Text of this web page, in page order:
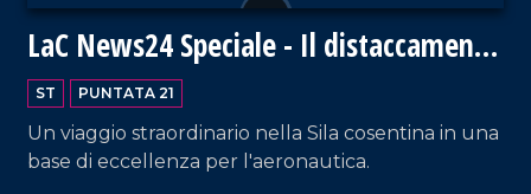
LaC News24 Speciale - Il distaccamento
aeronautico di Montescuro
ST PUNTATA 21
Un viaggio straordinario nella Sila cosentina in una
base di eccellenza per l'aeronautica.